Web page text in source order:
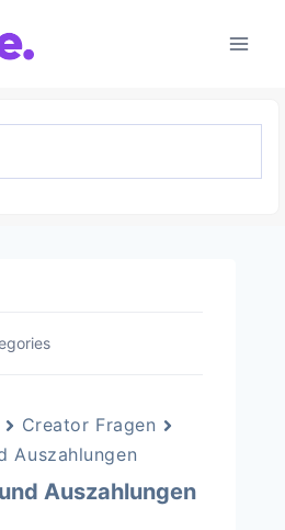
Creator Fragen
Auszahlungen
Auszahlungen